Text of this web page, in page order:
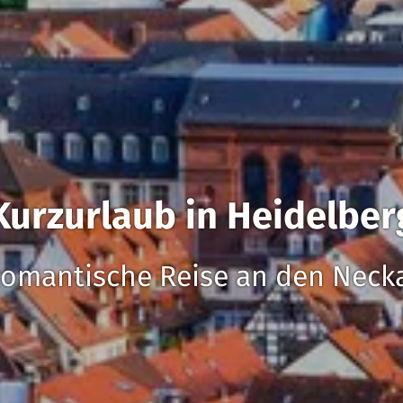
in
Reise an den